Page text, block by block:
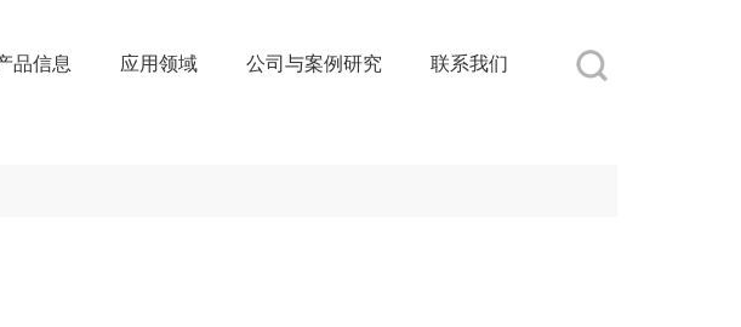
品信息 应用领域 公司与案例研究 联系我们